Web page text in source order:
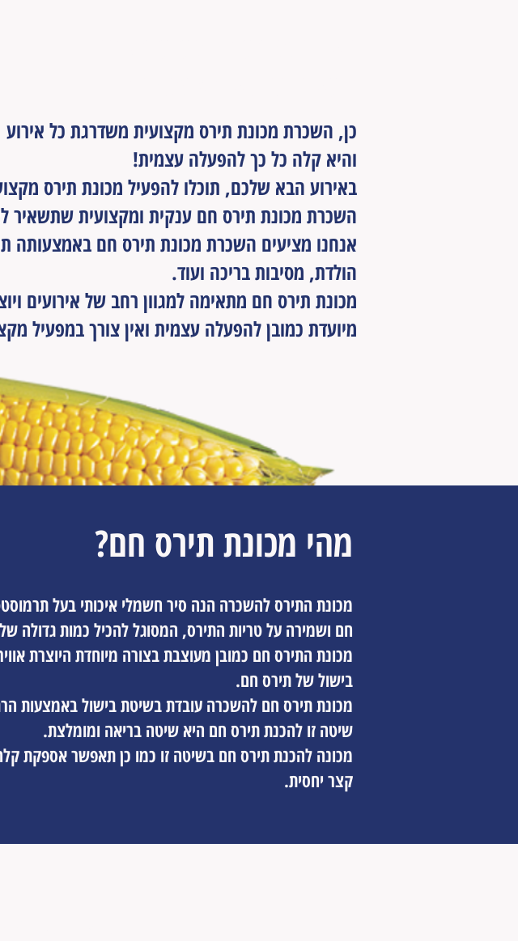
כן, השכרת מכונת תירס מקצועית משדרגת כל אירוע
והיא קלה כל כך להפעלה עצמית!
באירוע הבא שלכם, תוכלו להפעיל מכונת תירס
השכרת מכונת תירס חם ענקית ומקצועית שתשאיר
אנחנו מציעים השכרת מכונת תירס חם באמצעותה
הולדת, מסיבות בריכה ועוד.
מכונת תירס חם מתאימה למגוון רחב של אירועים
מיועדת כמובן להפעלה עצמית ואין צורך במפעיל
מהי מכונת תירס חם?
מכונת התירס להשכרה הנה סיר חשמלי איכותי בעל
חם ושמירה על טריות התירס, המסוגל להכיל כמות גדולה
מכונת התירס חם כמובן מעוצבת בצורה מיוחדת היוצרת
בישול של תירס חם.
מכונת תירס חם להשכרה עובדת בשיטת בישול באמצעות
שיטה זו להכנת תירס חם היא שיטה בריאה ומומלצת.
מכונה להכנת תירס חם בשיטה זו כמו כן תאפשר אספקת
קצר יחסית.